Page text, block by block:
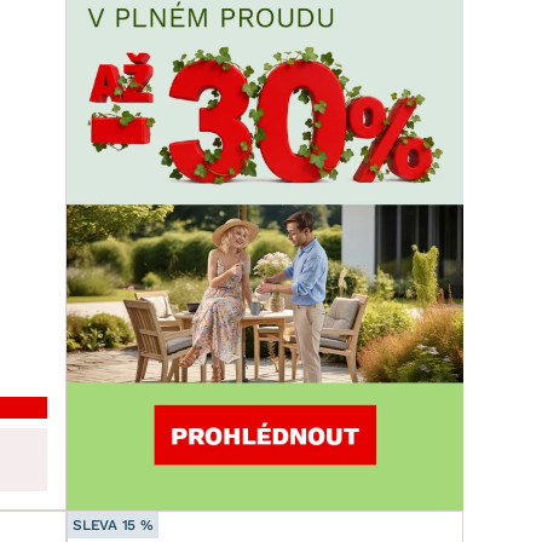
SLEVA 15 %